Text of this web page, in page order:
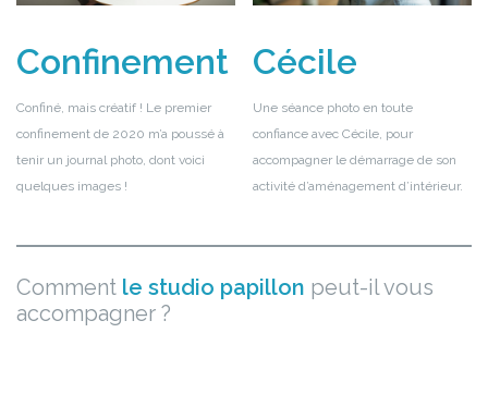
Confinement
Confiné, mais créatif ! Le premier
confinement de 2020 m’a poussé à
tenir un journal photo, dont voici
quelques images !
Cécile
Une séance photo en toute
confiance avec Cécile, pour
accompagner le démarrage de son
activité d’aménagement d’intérieur.
Comment le studio papillon peut-il vous
accompagner ?